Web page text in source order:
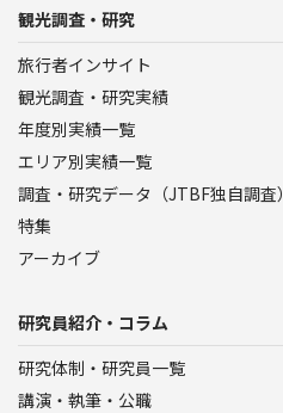
観光調査・研究
旅行者インサイト
観光調査・研究実績
年度別実績一覧
エリア別実績一覧
調査・研究データ（JTBF独自調査）
特集
アーカイブ
研究員紹介・コラム
研究体制・研究員一覧
講演・執筆・公職